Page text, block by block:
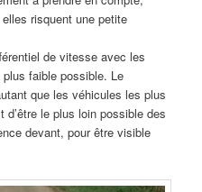
risquent une petite
de vitesse avec les
faible possible. Le
que les véhicules les plus
le plus loin possible des
devant, pour être visible